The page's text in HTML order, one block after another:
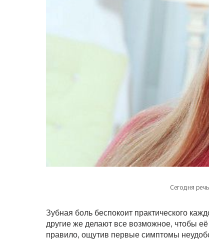
Сегодня
Зубная боль беспокоит практического
другие же делают все возможное, чтобы
правило, ощутив первые симптомы